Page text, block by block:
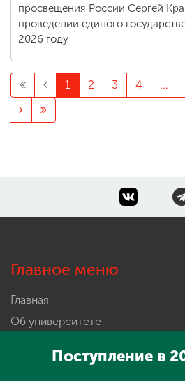
просвещения России Сергей
проведении единого
2026 году
1 2 3 4 ...
Главное меню
Главная
Об университете
ОбучениеПоступление в